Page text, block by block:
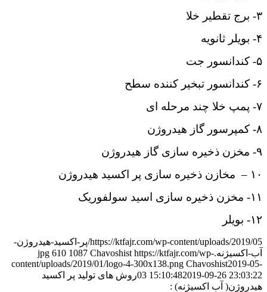
۳- برج تقطیر خلا
۴- بویلر ثانویه
۵- کندانسور جت
۶- کندانسور تبخیر کننده سطح
۷- پمپ خلا چند مرحله ای
۸- کمپرسور گاز هیدروژن
۹- مخزن ذخیره سازی گاز هیدروژن
۱۰ – مخازن ذخیره سازی پر اکسید هیدروژن
۱۱- مخزن ذخیره سازی اسید سولفوریک
۱۲- بویلر
https://ktfajr.com/wp-content/uploads/2019/05/پر-اکسید-هیدروژن-
آب-اکسیژنه.jpg
610 1087 Chavoshist https://ktfajr.com/wp-
content/uploads/2019/01/logo-4-300x138.png Chavoshist2019-05-
03 15:10:482019-09-26 23:03:22
روش های تولید پر اکسید
هیدروژن( آب اکسیژنه) :